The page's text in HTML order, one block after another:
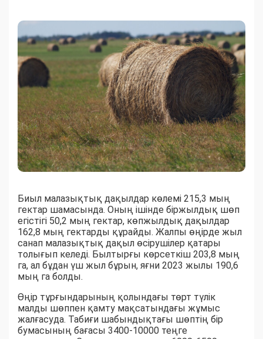
Биыл малазықтық дақылдар көлемі 215,3 мың
гектар шамасында. Оның ішінде біржылдық шөп
егістігі 50,2 мың гектар, көпжылдық дақылдар
162,8 мың гектарды құрайды. Жалпы өңірде жыл
санап малазықтық дақыл өсірушілер қатары
толығып келеді. Былтырғы көрсеткіш 203,8 мың
га, ал бұдан үш жыл бұрын, яғни 2023 жылы 190,6
мың га болды.
Өңір тұрғындарының қолындағы төрт түлік
малды шөппен қамту мақсатындағы жұмыс
жалғасуда. Табиғи шабындықтағы шөптің бір
бумасының бағасы 3400-10000 теңге